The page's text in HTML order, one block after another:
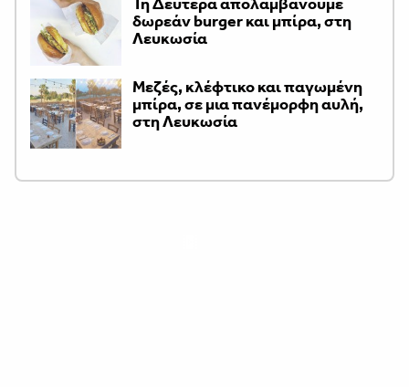
δωρεάν burger και μπίρα, στη
Λευκωσία
Μεζές, κλέφτικο και παγωμένη
μπίρα, σε μια πανέμορφη αυλή,
στη Λευκωσία